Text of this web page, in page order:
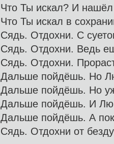
Что Ты искал? И
Что Ты искал в
Сядь. Отдохни. С
Сядь. Отдохни. Ведь
Сядь. Отдохни.
Дальше пойдёшь. Но
Дальше пойдёшь. Но
Дальше пойдёшь. И
Дальше пойдёшь. А
Сядь. Отдохни от